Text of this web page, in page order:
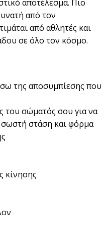
αποτέλεσμα. Πιο
από τον
από αθλητές και
σε όλο τον κόσμο.
της αποσυμπίεσης που
του σώματός σου για να
σωστή στάση και φόρμα
κίνησης